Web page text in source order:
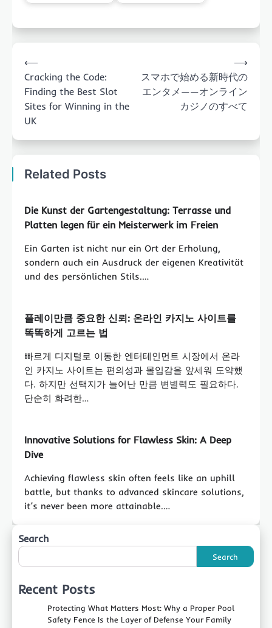
navigation
⟵
Cracking the Code:
Finding the Best Slot
Sites for Winning in the
UK
スマホで始める新時代の
エンタメ——オンライン
カジノのすべて
⟶
Related Posts
Die Kunst der Gartengestaltung: Terrasse und
Platten legen für ein Meisterwerk im Freien
Ein Garten ist nicht nur ein Ort der Erholung,
sondern auch ein Ausdruck der eigenen Kreativität
und des persönlichen Stils.…
플레이만큼 중요한 신뢰: 온라인 카지노 사이트를
똑똑하게 고르는 법
빠르게 디지털로 이동한 엔터테인먼트 시장에서 온라
인 카지노 사이트는 편의성과 몰입감을 앞세워 도약했
다. 하지만 선택지가 늘어난 만큼 변별력도 필요하다.
단순히 화려한…
Innovative Solutions for Flawless Skin: A Deep
Dive
Achieving flawless skin often feels like an uphill
battle, but thanks to advanced skincare solutions,
it’s never been more attainable.…
Search
Search
Recent Posts
Protecting What Matters Most: Why a Proper Pool
Safety Fence Is the Layer of Defense Your Family